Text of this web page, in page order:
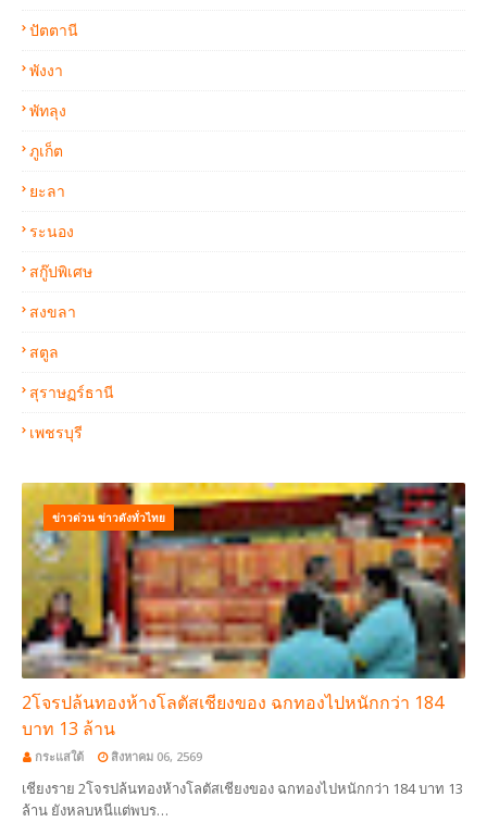
ปัตตานี
พังงา
พัทลุง
ภูเก็ต
ยะลา
ระนอง
สกู๊ปพิเศษ
สงขลา
สตูล
สุราษฏร์ธานี
เพชรบุรี
ข่าวด่วน ข่าวดังทั่วไทย
2โจรปล้นทองห้างโลตัสเชียงของ ฉกทองไปหนักกว่า 184
บาท 13 ล้าน
กระแสใต้ สิงหาคม 06, 2569
เชียงราย 2โจรปล้นทองห้างโลตัสเชียงของ ฉกทองไปหนักกว่า 184 บาท 13
ล้าน ยังหลบหนีแต่พบร…